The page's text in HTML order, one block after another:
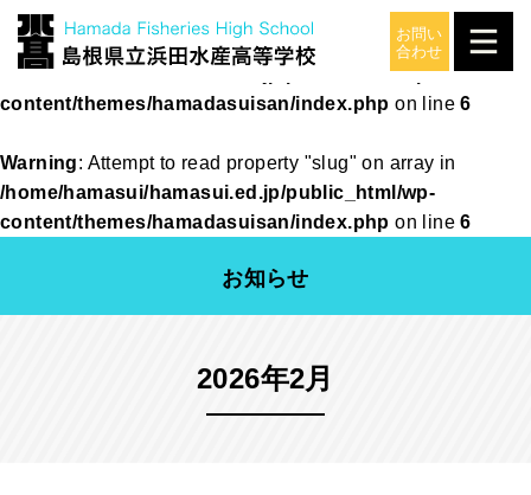
Warning: Attempt to read property "slug" on array in
/home/hamasui/hamasui.ed.jp/public_html/wp-
content/themes/hamadasuisan/index.php on line6
Warning: Attempt to read property "slug" on array in
/home/hamasui/hamasui.ed.jp/public_html/wp-
content/themes/hamadasuisan/index.php on line6
2026年2月
お知らせ